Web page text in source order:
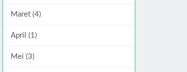
Maret (4)
April (1)
Mei (3)